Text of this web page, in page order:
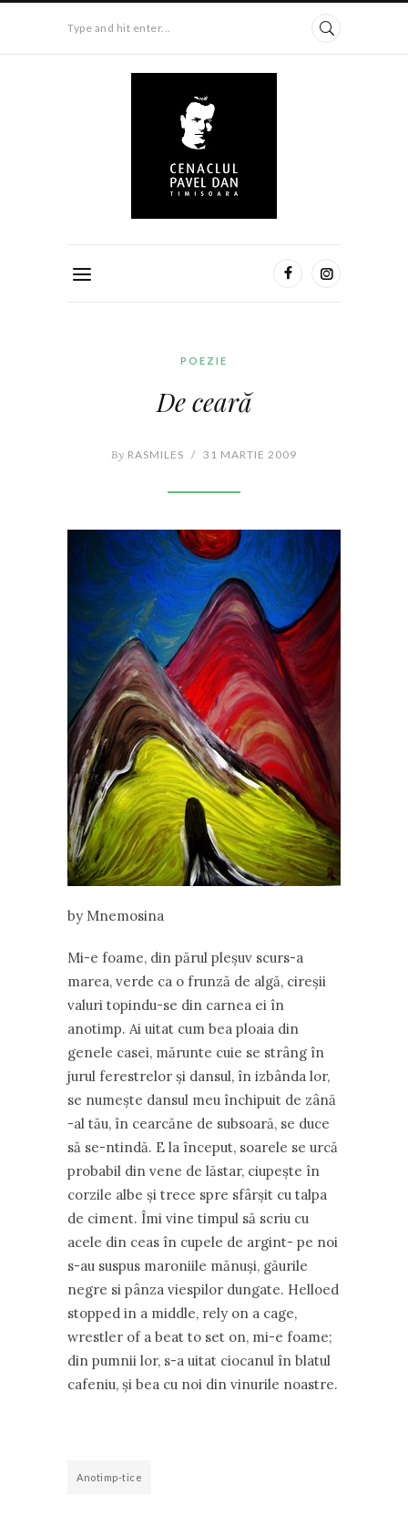
Type and hit enter...
POEZIE
De ceară
By RASMILES / 31 MARTIE 2009
by Mnemosina
Mi-e foame, din părul pleşuv scurs-a
marea, verde ca o frunză de algă, cireşii
valuri topindu-se din carnea ei în
anotimp. Ai uitat cum bea ploaia din
genele casei, mărunte cuie se strâng în
jurul ferestrelor şi dansul, în izbânda lor,
se numeşte dansul meu închipuit de zână
-al tău, în cearcăne de subsoară, se duce
să se-ntindă. E la început, soarele se urcă
probabil din vene de lăstar, ciupeşte în
corzile albe şi trece spre sfârşit cu talpa
de ciment. Îmi vine timpul să scriu cu
acele din ceas în cupele de argint- pe noi
s-au suspus maroniile mănuşi, găurile
negre si pânza viespilor dungate. Helloed
stopped in a middle, rely on a cage,
wrestler of a beat to set on, mi-e foame;
din pumnii lor, s-a uitat ciocanul în blatul
cafeniu, şi bea cu noi din vinurile noastre.
Anotimp-tice